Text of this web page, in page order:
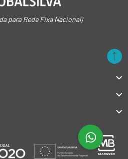
para Rede Fixa Nacional)